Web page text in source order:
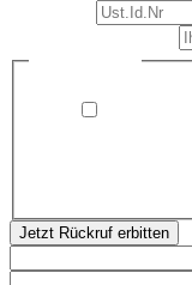
Jetzt Rückruf erbitten